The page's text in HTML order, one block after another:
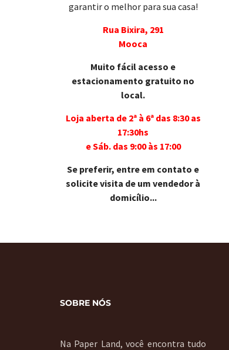
garantir o melhor para sua casa!
Rua Bixira, 291
Mooca
Muito fácil acesso e
estacionamento gratuito no
local.
Loja aberta de 2ª à 6ª das 8:30 as
17:30hs
e Sáb. das 9:00 às 17:00
Se preferir, entre em contato e
solicite visita de um vendedor à
domicílio...
SOBRE NÓS
Na Paper Land, você encontra tudo